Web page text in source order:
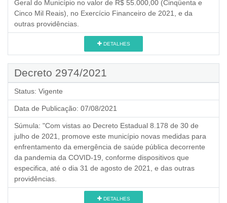
Geral do Município no valor de R$ 55.000,00 (Cinqüenta e
Cinco Mil Reais), no Exercício Financeiro de 2021, e da
outras providências.
DETALHES
Decreto 2974/2021
Status: Vigente
Data de Publicação: 07/08/2021
Súmula: "Com vistas ao Decreto Estadual 8.178 de 30 de
julho de 2021, promove este município novas medidas para
enfrentamento da emergência de saúde pública decorrente
da pandemia da COVID-19, conforme dispositivos que
especifica, até o dia 31 de agosto de 2021, e das outras
providências.
DETALHES